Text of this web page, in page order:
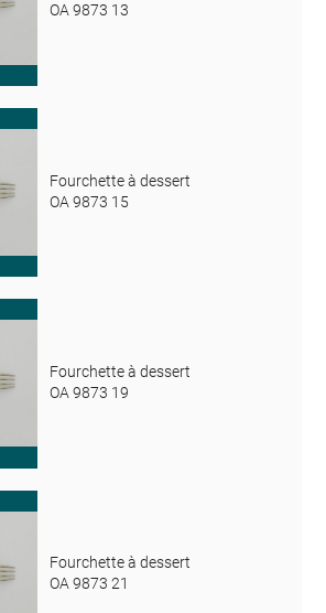
OA 9873 13
Fourchette à dessert
OA 9873 15
Fourchette à dessert
OA 9873 19
Fourchette à dessert
OA 9873 21